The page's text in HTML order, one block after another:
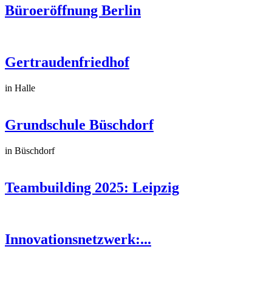
Büroeröffnung Berlin
Gertraudenfriedhof
in Halle
Grundschule Büschdorf
in Büschdorf
Teambuilding 2025: Leipzig
Innovationsnetzwerk:...